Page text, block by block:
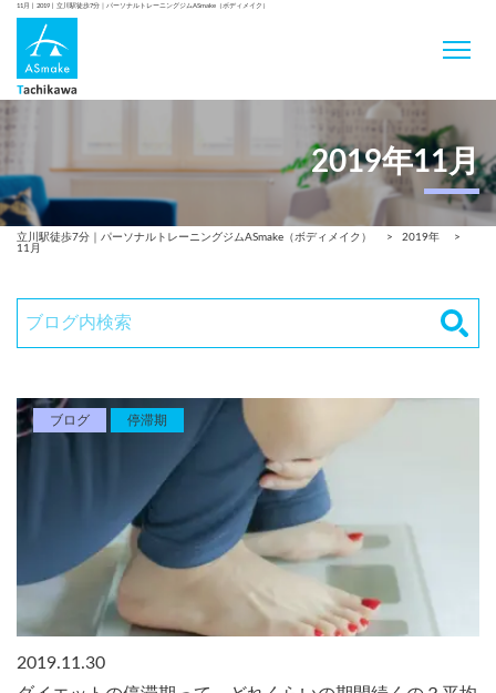
11月 | 2019 | 立川駅徒歩7分｜パーソナルトレーニングジムASmake（ボディメイク）
2019年11月
立川駅徒歩7分｜パーソナルトレーニングジムASmake（ボディメイク） > 2019年
>
11月
ブログ 停滞期
2019.11.30